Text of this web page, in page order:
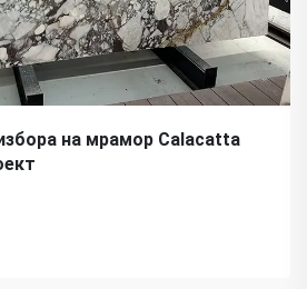
на мрамор Calacatta